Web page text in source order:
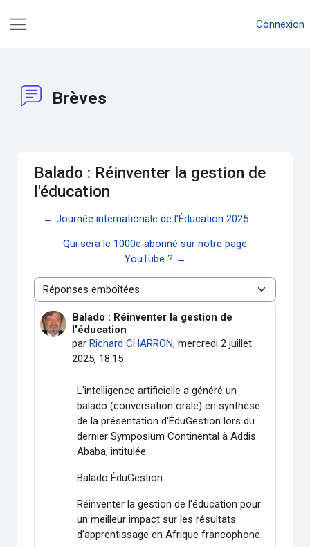
Connexion
Brèves
Balado : Réinventer la gestion de
l'éducation
← Journée internationale de l'Éducation 2025
Qui sera le 1000e abonné sur notre page
YouTube ? →
Type d’affichage
Balado : Réinventer la gestion de
l'éducation
parRichard CHARRON,mercredi 2 juillet
2025, 18:15
Nombre de réponses : 0
L'intelligence artificielle a généré un
balado (conversation orale) en synthèse
de la présentation d'ÉduGestion lors du
dernier Symposium Continental à Addis
Ababa, intitulée
Balado ÉduGestion
Réinventer la gestion de l'éducation pour
un meilleur impactsur les résultats
d’apprentissage en Afrique francophone